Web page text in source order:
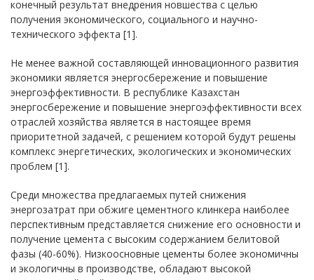
конечный результат внедрения новшества с целью
получения экономического, социального и научно-
технического эффекта [1].
Не менее важной составляющей инновационного развития
экономики является энергосбережение и повышение
энергоэффективности. В республике Казахстан
энергосбережение и повышение энергоэффективности всех
отраслей хозяйства является в настоящее время
приоритетной задачей, с решением которой будут решены
комплекс энергетических, экологических и экономических
проблем [1].
Среди множества предлагаемых путей снижения
энергозатрат при обжиге цементного клинкера наиболее
перспективным представляется снижение его основности и
получение цемента с высоким содержанием белитовой
фазы (40-60%). Низкоосновные цементы более экономичны
и экологичны в производстве, обладают высокой